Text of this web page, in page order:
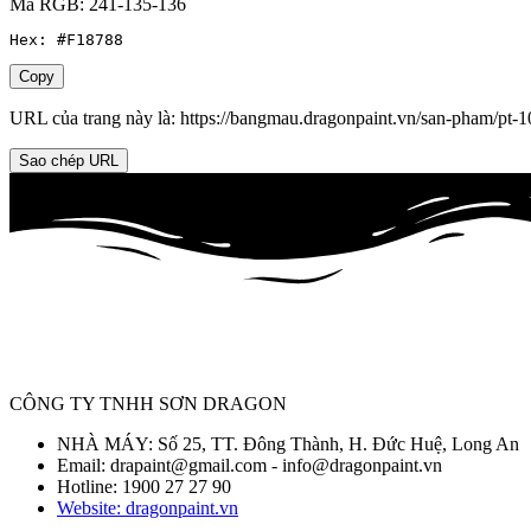
Hex: #F18788
Copy
URL của trang này là: https://bangmau.dragonpaint.vn/san-pham/pt-
Sao chép URL
CÔNG TY TNHH SƠN DRAGON
NHÀ MÁY: Số 25, TT. Đông Thành, H. Đức Huệ, Long An
Email: drapaint@gmail.com - info@dragonpaint.vn
Hotline: 1900 27 27 90
Website: dragonpaint.vn